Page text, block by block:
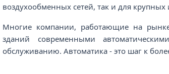
воздухообменных сетей, так и для
Многие компании, работающие на
зданий современными
обслуживанию. Автоматика - это шаг к